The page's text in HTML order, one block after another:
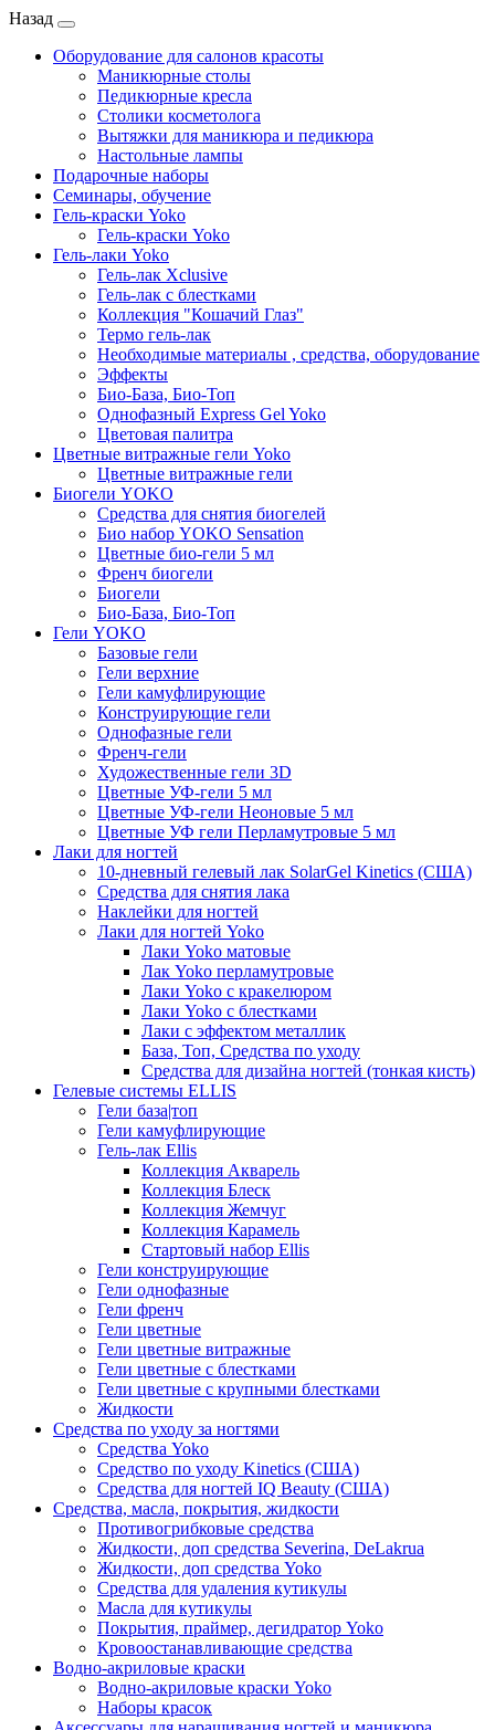
Назад
Оборудование для салонов красоты
Маникюрные столы
Педикюрные кресла
Столики косметолога
Вытяжки для маникюра и педикюра
Настольные лампы
Подарочные наборы
Семинары, обучение
Гель-краски Yoko
Гель-краски Yoko
Гель-лаки Yoko
Гель-лак Xclusive
Гель-лак с блестками
Коллекция "Кошачий Глаз"
Термо гель-лак
Необходимые материалы , средства, оборудование
Эффекты
Био-База, Био-Топ
Однофазный Express Gel Yoko
Цветовая палитра
Цветные витражные гели Yoko
Цветные витражные гели
Биогели YOKO
Средства для снятия биогелей
Био набор YOKO Sensation
Цветные био-гели 5 мл
Френч биогели
Биогели
Био-База, Био-Топ
Гели YOKO
Базовые гели
Гели верхние
Гели камуфлирующие
Конструирующие гели
Однофазные гели
Френч-гели
Художественные гели 3D
Цветные УФ-гели 5 мл
Цветные УФ-гели Неоновые 5 мл
Цветные УФ гели Перламутровые 5 мл
Лаки для ногтей
10-дневный гелевый лак SolarGel Kinetics (США)
Средства для снятия лака
Наклейки для ногтей
Лаки для ногтей Yoko
Лаки Yoko матовые
Лак Yoko перламутровые
Лаки Yoko с кракелюром
Лаки Yoko с блестками
Лаки с эффектом металлик
База, Топ, Средства по уходу
Средства для дизайна ногтей (тонкая кисть)
Гелевые системы ELLIS
Гели база|топ
Гели камуфлирующие
Гель-лак Ellis
Коллекция Акварель
Коллекция Блеск
Коллекция Жемчуг
Коллекция Карамель
Стартовый набор Ellis
Гели конструирующие
Гели однофазные
Гели френч
Гели цветные
Гели цветные витражные
Гели цветные с блестками
Гели цветные с крупными блестками
Жидкости
Средства по уходу за ногтями
Средства Yoko
Средство по уходу Kinetics (США)
Средства для ногтей IQ Beauty (США)
Средства, масла, покрытия, жидкости
Противогрибковые средства
Жидкости, доп средства Severina, DeLakrua
Жидкости, доп средства Yoko
Средства для удаления кутикулы
Масла для кутикулы
Покрытия, праймер, дегидратор Yoko
Кровоостанавливающие средства
Водно-акриловые краски
Водно-акриловые краски Yoko
Наборы красок